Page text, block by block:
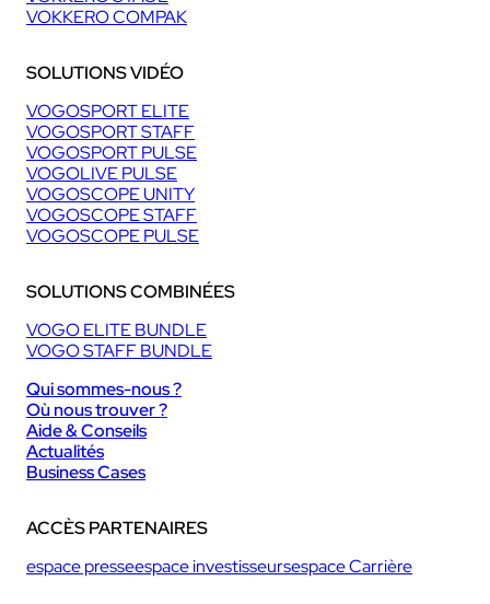
VOKKERO COMPAK
SOLUTIONS VIDÉO
VOGOSPORT ELITE
VOGOSPORT STAFF
VOGOSPORT PULSE
VOGOLIVE PULSE
VOGOSCOPE UNITY
VOGOSCOPE STAFF
VOGOSCOPE PULSE
SOLUTIONS COMBINÉES
VOGO ELITE BUNDLE
VOGO STAFF BUNDLE
Qui sommes-nous ?
Où nous trouver ?
Aide & Conseils
Actualités
Business Cases
ACCÈS PARTENAIRES
espace presseespace investisseursespace Carrière